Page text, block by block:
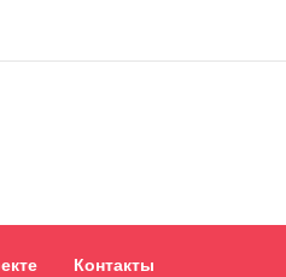
Контакты